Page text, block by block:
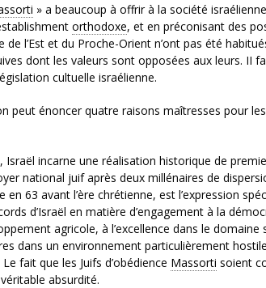
» a beaucoup à offrir à la société
orthodoxe, et en préconisant des
de l’Est et du Proche-Orient n’ont pas été
dont les valeurs sont opposées aux leurs. II
cultuelle israélienne.
peut énoncer quatre raisons maîtresses pour
Israël incarne une réalisation historique de
national juif après deux millénaires de
en 63 avant l’ère chrétienne, est l’expression
d’Israël en matière d’engagement à la
agricole, à l’excellence dans le
dans un environnement particulièrement
fait que les Juifs d’obédience Massorti soient
absurdité.